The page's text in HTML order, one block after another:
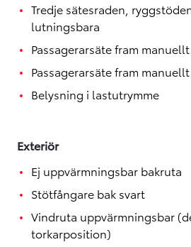
BENSIN
Tredje sätesraden,
lutningsbara
Passagerarsäte fram
Passagerarsäte fram
Belysning i lastutrymme
Exteriör
Ej uppvärmningsbar bakruta
Stötfångare bak svart
Vindruta uppvärmningsbar
torkarposition)